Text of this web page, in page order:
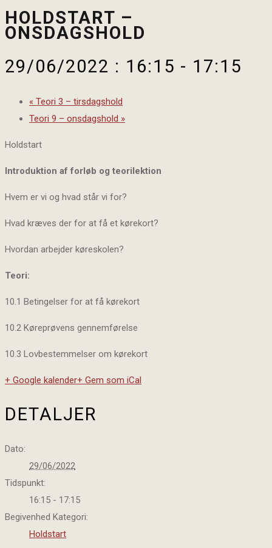
HOLDSTART –
ONSDAGSHOLD
29/06/2022 : 16:15 - 17:15
« Teori 3 – tirsdagshold
Teori 9 – onsdagshold »
Holdstart
Introduktion af forløb og teorilektion
Hvem er vi og hvad står vi for?
Hvad kræves der for at få et kørekort?
Hvordan arbejder køreskolen?
Teori:
10.1 Betingelser for at få kørekort
10.2 Køreprøvens gennemførelse
10.3 Lovbestemmelser om kørekort
+ Google kalender+ Gem som iCal
DETALJER
Dato:
29/06/2022
Tidspunkt:
16:15 - 17:15
Begivenhed Kategori:
Holdstart